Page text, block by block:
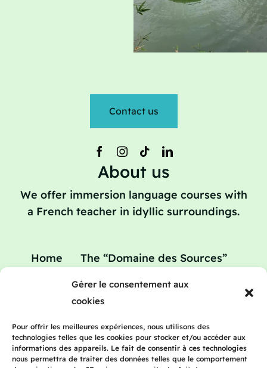
Gérer le consentement aux
cookies
Pour offrir les meilleures expériences, nous utilisons des
technologies telles que les cookies pour stocker et/ou accéder aux
informations des appareils. Le fait de consentir à ces technologies
nous permettra de traiter des données telles que le comportement
Contact us
About us
We offer immersion language courses with
a French teacher in idyllic surroundings.
Home
The “Domaine des Sources”
Teaching holidays : refresher courses in
Rates
Blog Contact